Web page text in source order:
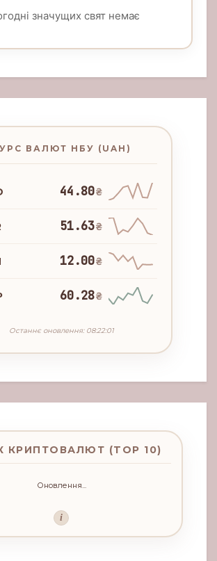
значущих свят немає
ВАЛЮТ НБУ (UAH)
44.80₴
51.63₴
12.00₴
60.28₴
Останнє оновлення: 08:22:01
КРИПТОВАЛЮТ (TOP 10)
Оновлення...
i